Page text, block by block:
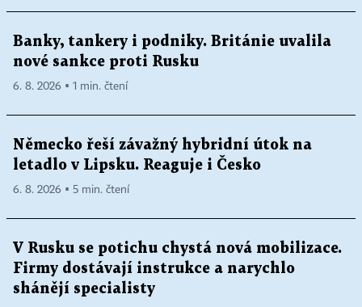
Banky, tankery i podniky. Británie uvalila
nové sankce proti Rusku
6. 8. 2026 ▪ 1 min. čtení
Německo řeší závažný hybridní útok na
letadlo v Lipsku. Reaguje i Česko
6. 8. 2026 ▪ 5 min. čtení
V Rusku se potichu chystá nová mobilizace.
Firmy dostávají instrukce a narychlo
shánějí specialisty